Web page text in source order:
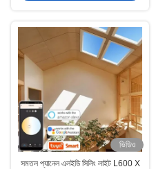
ভিডিও
সমতল প্যানেল এলইডি সিলিং লাইট L600 X